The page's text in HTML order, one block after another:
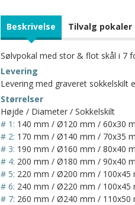
Beskrivelse Tilvalg pokaler
Sølvpokal med stor & flot skål i 7
Levering
Levering med graveret sokkelskilt
Størrelser
Højde / Diameter / Sokkelskilt
# 1: 140 mm / Ø120 mm / 60x30
# 2: 170 mm / Ø140 mm / 70x35
# 3: 190 mm / Ø160 mm / 80x40
# 4: 200 mm / Ø180 mm / 90x40
# 5: 220 mm / Ø200 mm / 100x45
# 6: 240 mm / Ø220 mm / 100x45
# 7: 260 mm / Ø240 mm / 110x50